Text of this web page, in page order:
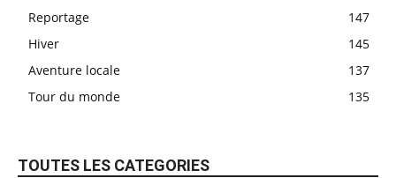
Reportage
147
Hiver
145
Aventure locale
137
Tour du monde
135
TOUTES LES CATEGORIES